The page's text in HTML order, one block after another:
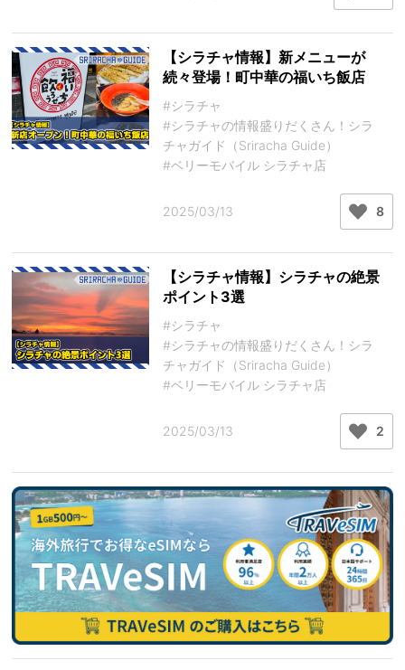
【シラチャ情報】新メニューが
続々登場！町中華の福いち飯店
#シラチャ
#シラチャの情報盛りだくさん！シラ
チャガイド（Sriracha Guide）
#ベリーモバイル シラチャ店
2025/03/13 8
【シラチャ情報】シラチャの絶景
ポイント3選
#シラチャ
#シラチャの情報盛りだくさん！シラ
チャガイド（Sriracha Guide）
#ベリーモバイル シラチャ店
2025/03/13 2